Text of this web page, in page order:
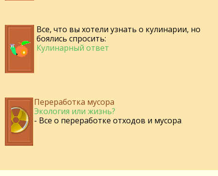
Все, что вы хотели узнать о кулинарии, но
боялись спросить:
Кулинарный ответ
Переработка мусора
Экология или жизнь?
- Все о переработке отходов и мусора